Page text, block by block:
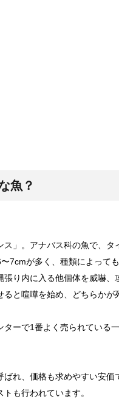
みると様々なメーカーから登
使いすぎると落ちてしまうブレ
カレーの保存方法とリメ
寄りまで、幅広い年代層の人に
る楽しい料理！
を作る方が増えてますよね。あ
魚？
」。アナバス科の魚で、タ
7cmが多く、種類によっても
り内に入る他個体を威嚇、
と喧嘩を始め、どちらか
ーで1番よく売られている
ばれ、価格も求めやすい安価
も行われています。